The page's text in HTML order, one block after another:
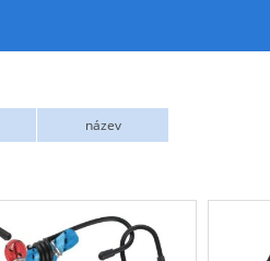
název